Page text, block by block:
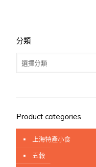
分類
類
Product categories
上海特產小食
五穀